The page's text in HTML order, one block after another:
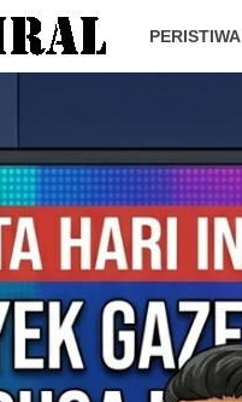
PERISTIWA